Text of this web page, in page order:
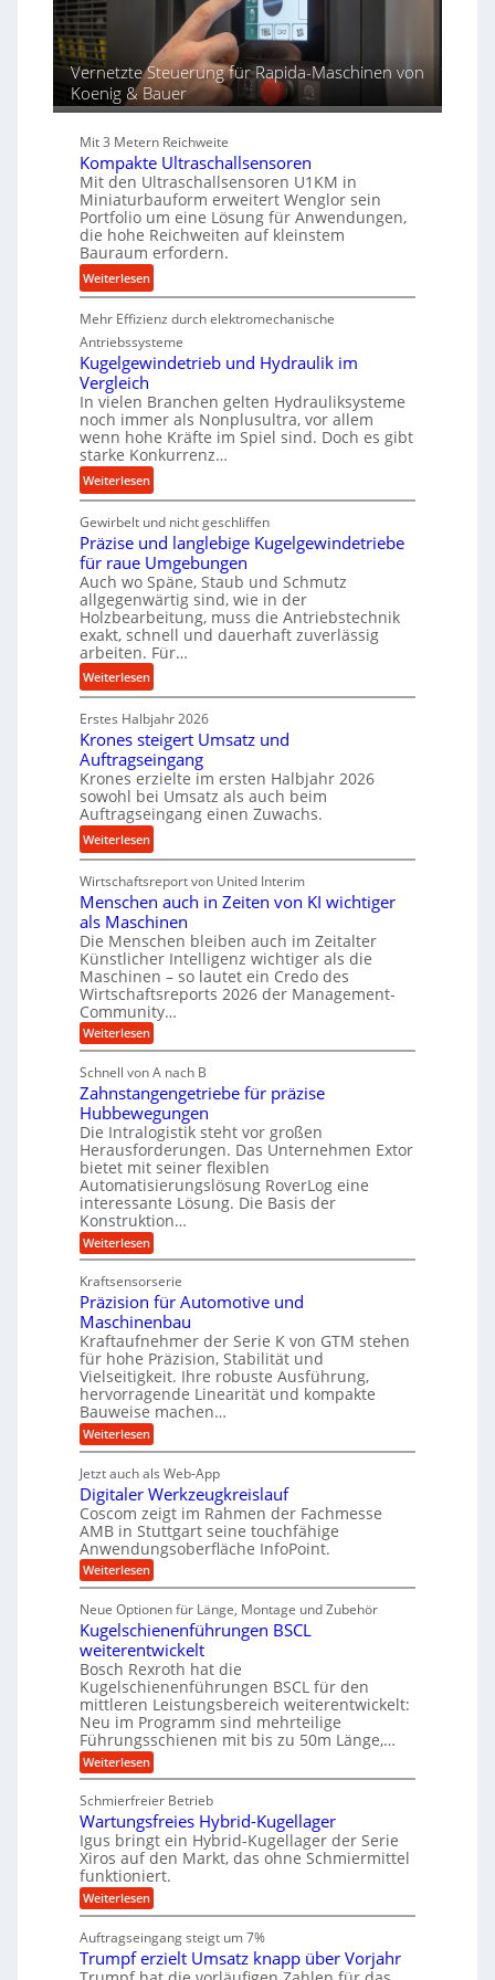
ü
r
d
r
o
d
u
k
t
i
o
n
i
n
d
e
n
M
t
t
e
l
s
t
a
n
d
Vernetzte Steuerung für Rapida-Maschinen von
Koenig & Bauer
Mit 3 Metern Reichweite
Kompakte Ultraschallsensoren
Mit den Ultraschallsensoren U1KM in
Miniaturbauform erweitert Wenglor sein
Portfolio um eine Lösung für Anwendungen,
die hohe Reichweiten auf kleinstem
Bauraum erfordern.
Weiterlesen:
K
o
m
p
k
t
e
U
l
t
r
a
s
c
h
a
l
s
e
n
s
o
r
e
n
Mehr Effizienz durch elektromechanische
Antriebssysteme
Kugelgewindetrieb und Hydraulik im
Vergleich
In vielen Branchen gelten Hydrauliksysteme
noch immer als Nonplusultra, vor allem
wenn hohe Kräfte im Spiel sind. Doch es gibt
starke Konkurrenz…
Weiterlesen:
K
u
g
e
l
g
e
w
i
n
e
r
i
e
b
u
n
d
H
y
d
r
a
u
l
k
i
m
V
e
r
g
l
e
i
c
h
Gewirbelt und nicht geschliffen
Präzise und langlebige Kugelgewindetriebe
für raue Umgebungen
Auch wo Späne, Staub und Schmutz
allgegenwärtig sind, wie in der
Holzbearbeitung, muss die Antriebstechnik
exakt, schnell und dauerhaft zuverlässig
arbeiten. Für…
Weiterlesen:
P
r
ä
z
i
s
e
u
n
d
l
a
n
g
l
e
b
i
g
e
K
u
g
e
l
g
e
w
i
n
d
e
t
r
i
e
b
e
f
ü
r
r
a
e
U
m
g
e
b
u
n
e
n
Erstes Halbjahr 2026
Krones steigert Umsatz und
Auftragseingang
Krones erzielte im ersten Halbjahr 2026
sowohl bei Umsatz als auch beim
Auftragseingang einen Zuwachs.
Weiterlesen:
K
r
o
n
e
s
s
t
e
i
g
e
r
t
U
m
s
a
t
z
u
n
d
A
u
f
t
r
a
g
s
e
i
n
g
a
n
g
Wirtschaftsreport von United Interim
Menschen auch in Zeiten von KI wichtiger
als Maschinen
Die Menschen bleiben auch im Zeitalter
Künstlicher Intelligenz wichtiger als die
Maschinen – so lautet ein Credo des
Wirtschaftsreports 2026 der Management-
Community…
Weiterlesen:
M
n
s
c
h
e
n
a
u
c
h
i
n
Z
e
e
n
v
o
n
K
I
w
i
c
h
t
i
g
e
r
a
l
s
M
a
s
c
h
i
n
e
n
Schnell von A nach B
Zahnstangengetriebe für präzise
Hubbewegungen
Die Intralogistik steht vor großen
Herausforderungen. Das Unternehmen Extor
bietet mit seiner flexiblen
Automatisierungslösung RoverLog eine
interessante Lösung. Die Basis der
Konstruktion…
Weiterlesen:
Z
h
n
s
t
a
n
g
e
n
g
e
t
r
i
e
b
e
f
ü
r
r
ä
z
i
s
e
H
u
b
b
e
w
e
g
u
n
g
e
n
Kraftsensorserie
Präzision für Automotive und
Maschinenbau
Kraftaufnehmer der Serie K von GTM stehen
für hohe Präzision, Stabilität und
Vielseitigkeit. Ihre robuste Ausführung,
hervorragende Linearität und kompakte
Bauweise machen…
Weiterlesen:
P
ä
z
i
s
i
o
n
f
r
A
u
t
o
m
o
t
i
v
e
n
d
M
a
s
c
h
i
e
n
b
Jetzt auch als Web-App
Digitaler Werkzeugkreislauf
Coscom zeigt im Rahmen der Fachmesse
AMB in Stuttgart seine touchfähige
Anwendungsoberfläche InfoPoint.
Weiterlesen:
D
g
i
t
a
l
e
r
W
e
r
k
z
e
u
g
k
r
e
i
s
a
u
f
Neue Optionen für Länge, Montage und Zubehör
Kugelschienenführungen BSCL
weiterentwickelt
Bosch Rexroth hat die
Kugelschienenführungen BSCL für den
mittleren Leistungsbereich weiterentwickelt:
Neu im Programm sind mehrteilige
Führungsschienen mit bis zu 50m Länge,…
Weiterlesen:
K
g
e
l
s
c
h
i
e
e
n
Schmierfreier Betrieb
Wartungsfreies Hybrid-Kugellager
Igus bringt ein Hybrid-Kugellager der Serie
Xiros auf den Markt, das ohne Schmiermittel
funktioniert.
Weiterlesen:
W
r
t
u
Auftragseingang steigt um 7%
Trumpf erzielt Umsatz knapp über Vorjahr